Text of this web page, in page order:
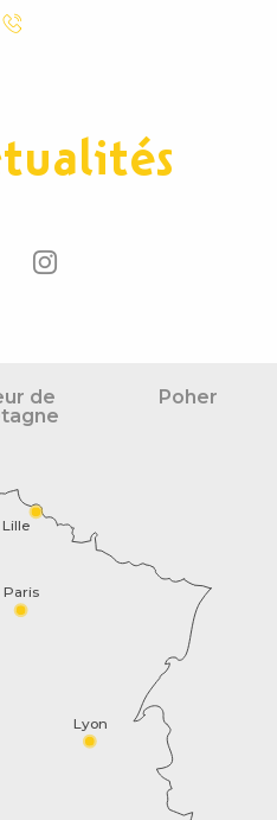
de
Poher
Paris
Lyon
Lille